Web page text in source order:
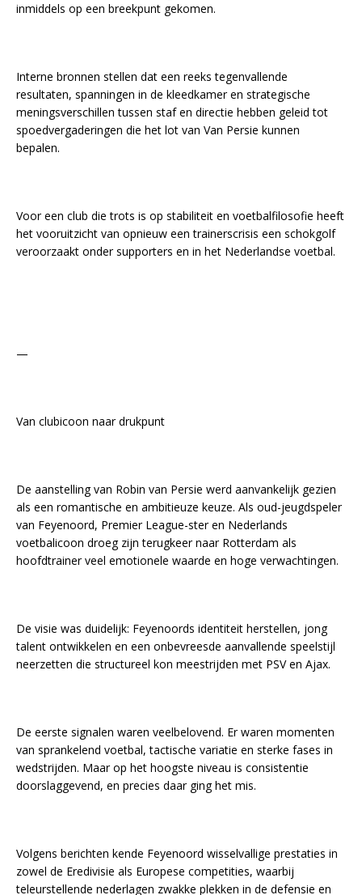
inmiddels op een breekpunt gekomen.
Interne bronnen stellen dat een reeks tegenvallende
resultaten, spanningen in de kleedkamer en strategische
meningsverschillen tussen staf en directie hebben geleid tot
spoedvergaderingen die het lot van Van Persie kunnen
bepalen.
Voor een club die trots is op stabiliteit en voetbalfilosofie heeft
het vooruitzicht van opnieuw een trainerscrisis een schokgolf
veroorzaakt onder supporters en in het Nederlandse voetbal.
—
Van clubicoon naar drukpunt
De aanstelling van Robin van Persie werd aanvankelijk gezien
als een romantische en ambitieuze keuze. Als oud-jeugdspeler
van Feyenoord, Premier League-ster en Nederlands
voetbalicoon droeg zijn terugkeer naar Rotterdam als
hoofdtrainer veel emotionele waarde en hoge verwachtingen.
De visie was duidelijk: Feyenoords identiteit herstellen, jong
talent ontwikkelen en een onbevreesde aanvallende speelstijl
neerzetten die structureel kon meestrijden met PSV en Ajax.
De eerste signalen waren veelbelovend. Er waren momenten
van sprankelend voetbal, tactische variatie en sterke fases in
wedstrijden. Maar op het hoogste niveau is consistentie
doorslaggevend, en precies daar ging het mis.
Volgens berichten kende Feyenoord wisselvallige prestaties in
zowel de Eredivisie als Europese competities, waarbij
teleurstellende nederlagen zwakke plekken in de defensie en